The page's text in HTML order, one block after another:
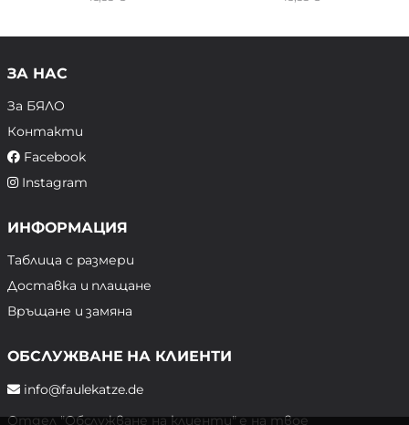
ЗА НАС
За БЯЛО
Контакти
Facebook
Instagram
ИНФОРМАЦИЯ
Таблица с размери
Доставка и плащане
Връщане и замяна
ОБСЛУЖВАНЕ НА КЛИЕНТИ
info@faulekatze.de
Отдел "Обслужване на клиенти" е на твое